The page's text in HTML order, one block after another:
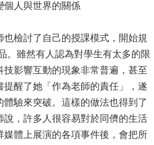
個人與世界的關係
檢討了自己的授課模式，開始規
。雖然有人認為對學生有太多的限
影響互動的現象非常普遍，甚至
醒了她「作為老師的責任」，遂
驗來突破。這樣的做法也得到了
，許多人很容易對於同儕的生活
體上展演的各項事件後，會把所